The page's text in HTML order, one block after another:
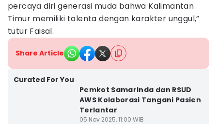
percaya diri generasi muda bahwa Kalimantan
Timur memiliki talenta dengan karakter unggul,”
tutur Faisal.
Share Article
Curated For You
Pemkot Samarinda dan RSUD
AWS Kolaborasi Tangani Pasien
Terlantar
05 Nov 2025, 11:00 WIB